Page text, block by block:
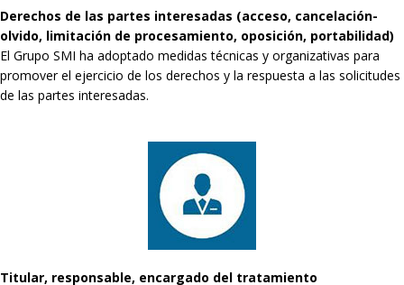
Derechos de las partes interesadas (acceso, cancelación-
olvido, limitación de procesamiento, oposición, portabilidad)
El Grupo SMI ha adoptado medidas técnicas y organizativas para
promover el ejercicio de los derechos y la respuesta a las solicitudes
de las partes interesadas.
Titular, responsable, encargado del tratamiento